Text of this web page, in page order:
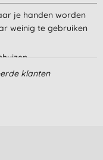
je handen worden
weinig te gebruiken
klanten